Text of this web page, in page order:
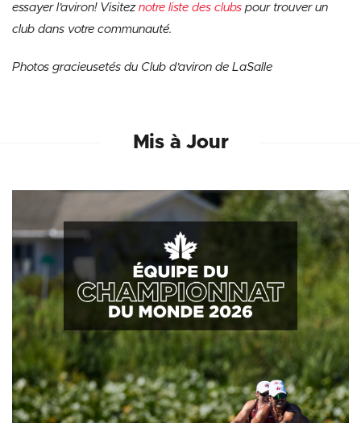
essayer l’aviron! Visitez notre liste des clubs pour trouver un
club dans votre communauté.
Photos gracieusetés du Club d’aviron de LaSalle
Mis à Jour